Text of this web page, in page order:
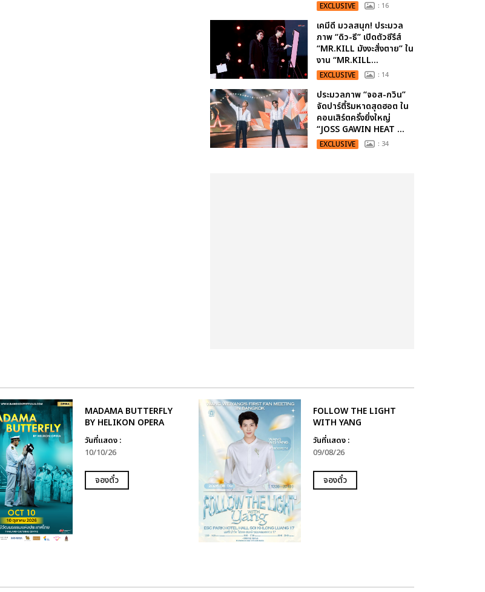
EXCLUSIVE : 16
เคมีดี มวลสนุก! ประมวล
ภาพ “ดิว-ธี” เปิดตัวซีรีส์
“MR.KILL มังงะสั่งตาย” ใน
งาน “MR.KILL...
EXCLUSIVE : 14
ประมวลภาพ “จอส-กวิน”
จัดปาร์ตี้ริมหาดสุดฮอต ใน
คอนเสิร์ตครั้งยิ่งใหญ่
“JOSS GAWIN HEAT ...
EXCLUSIVE : 34
MADAMA BUTTERFLY
BY HELIKON OPERA
วันที่แสดง :
10/10/26
จองตั๋ว
FOLLOW THE LIGHT
WITH YANG
วันที่แสดง :
09/08/26
จองตั๋ว